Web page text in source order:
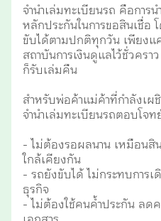
จำนำเล่มทะเบียนรถ คือการ
หลักประกันในการขอสินเชื่อ
ขับได้ตามปกติทุกวัน เพียงแ
สถาบันการเงินดูแลไว้ชั่วคร
ก็รับเล่มคืน
สำหรับพ่อค้าแม่ค้าที่กำลังเ
จำนำเล่มทะเบียนรถตอบโจ
- ไม่ต้องรอผลนาน เหมือนสิ
ใกล้เคียงกัน
- รถยังขับได้ ไม่กระทบการเ
ธุรกิจ
- ไม่ต้องใช้คนค้ำประกัน ลด